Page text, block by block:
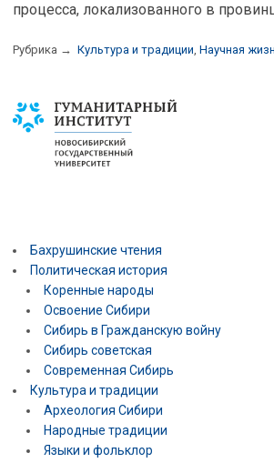
процесса, локализованного в
Рубрика → Культура и традиции, Научная
Бахрушинские чтения
Политическая история
Коренные народы
Освоение Сибири
Сибирь в Гражданскую войну
Сибирь советская
Современная Сибирь
Культура и традиции
Археология Сибири
Народные традиции
Языки и фольклор